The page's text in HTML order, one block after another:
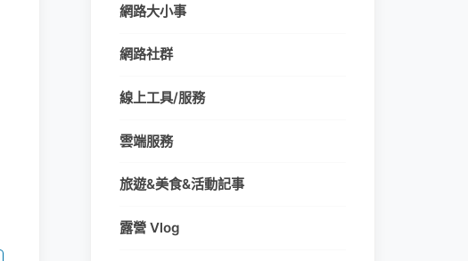
網路大小事
網路社群
線上工具/服務
雲端服務
旅遊&美食&活動記事
露營 Vlog